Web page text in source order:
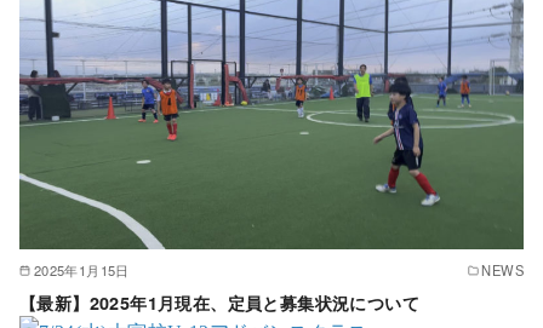
2025年1月15日 NEWS
【最新】2025年1月現在、定員と募集状況について